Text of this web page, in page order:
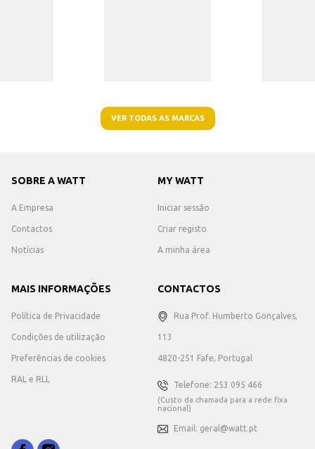
VER TODAS AS MARCAS
SOBRE A WATT
A Empresa
Contactos
Notícias
MY WATT
Iniciar sessão
Criar registo
A minha área
MAIS INFORMAÇÕES
Política de Privacidade
Condições de utilização
Preferências de cookies
RAL e RLL
CONTACTOS
Rua Prof. Humberto Gonçalves,
113
4820-251 Fafe, Portugal
Telefone: 253 095 466
(Custo da chamada para a rede fixa
nacional)
Email: geral@watt.pt